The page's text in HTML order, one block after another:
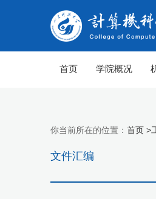
首页 学院概况
你当前所在的位置： 首页 >
文件汇编